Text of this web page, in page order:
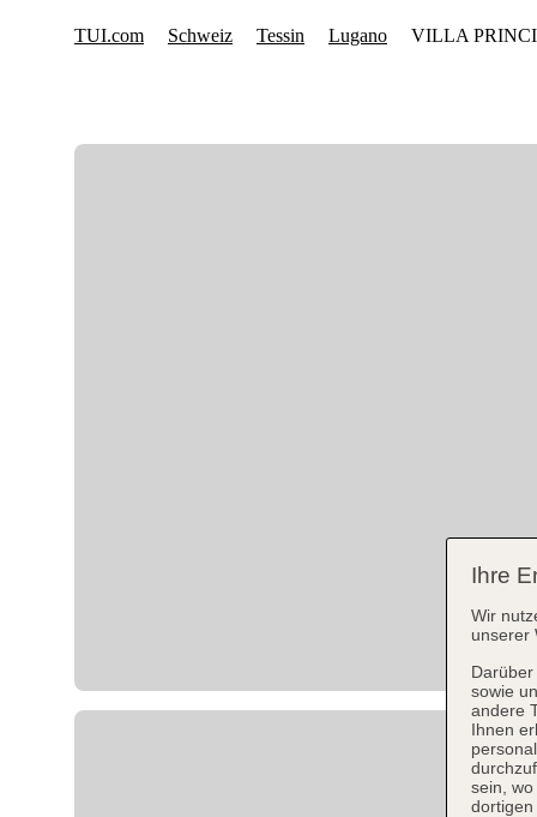
Ihre
Wir
unserer
sowie
andere
Ihnen
sein,
dortigen